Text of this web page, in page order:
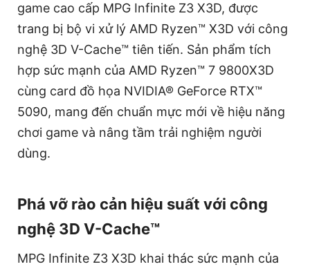
game cao cấp MPG Infinite Z3 X3D, được
trang bị bộ vi xử lý AMD Ryzen™ X3D với công
nghệ 3D V-Cache™ tiên tiến. Sản phẩm tích
hợp sức mạnh của AMD Ryzen™ 7 9800X3D
cùng card đồ họa NVIDIA® GeForce RTX™
5090, mang đến chuẩn mực mới về hiệu năng
chơi game và nâng tầm trải nghiệm người
dùng.
Phá vỡ rào cản hiệu suất với công
nghệ 3D V-Cache™
MPG Infinite Z3 X3D khai thác sức mạnh của